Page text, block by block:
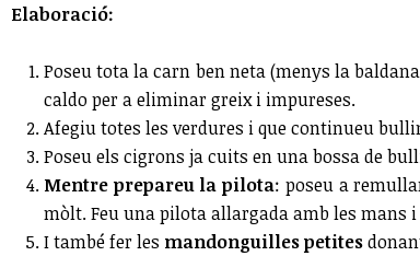
Elaboració:
Poseu tota la carn ben neta (menys la
caldo per a eliminar greix i impureses.
Afegiu totes les verdures i que continueu
Poseu els cigrons ja cuits en una bossa de
Mentre prepareu la pilota: poseu a
mòlt. Feu una pilota allargada amb les
I també fer les mandonguilles petites